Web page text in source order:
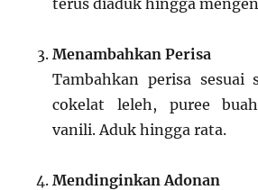
terus diaduk hingga
Menambahkan Perisa
Tambahkan perisa sesuai
cokelat leleh, puree
vanili. Aduk hingga rata.
Mendinginkan Adonan